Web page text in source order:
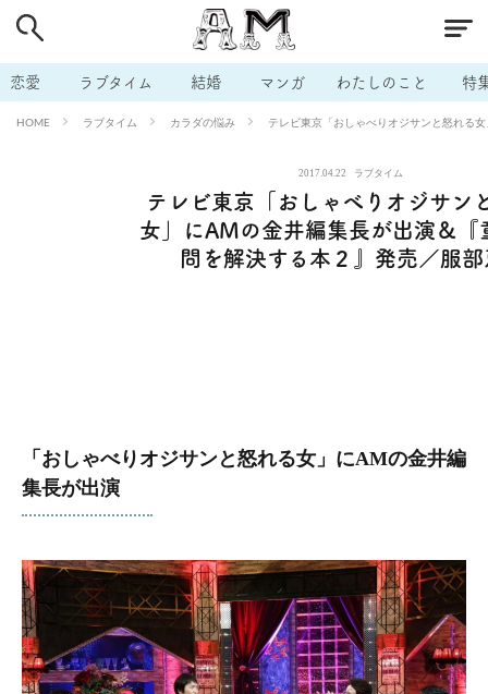
恋愛 ラブタイム 結婚 マンガ わたしのこと 特
HOME ラブタイム カラダの悩み テレビ東京「おしゃべりオジサンと怒れる
2017.04.22 ラブタイム
テレビ東京「おしゃべりオジサン
女」にAMの金井編集長が出演＆『
問を解決する本２』発売／服部
「おしゃべりオジサンと怒れる女」にAMの金井編
集長が出演
# 男の本音 # セフレ # 不倫
# 出会う方法 # マッチングアプリ # ラブグッズ # 体の相